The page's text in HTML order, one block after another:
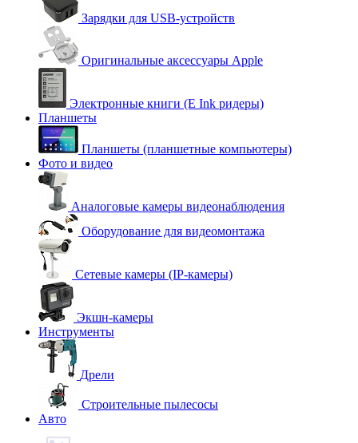
Зарядки для USB-устройств
Оригинальные аксессуары Apple
Электронные книги (E Ink ридеры)
Планшеты
Планшеты (планшетные компьютеры)
Фото и видео
Аналоговые камеры видеонаблюдения
Оборудование для видеомонтажа
Сетевые камеры (IP-камеры)
Экшн-камеры
Инструменты
Дрели
Строительные пылесосы
Авто